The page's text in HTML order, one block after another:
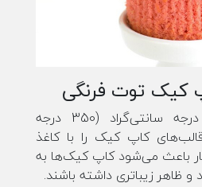
کیک توت فرنگی
فر را با دمای 175 درجه سانتی‌گراد (350 درجه
کاپ کیک را با کاغذ
باعث می‌شود کاپ کیک‌ها به
و ظاهر زیباتری داشته باشند.